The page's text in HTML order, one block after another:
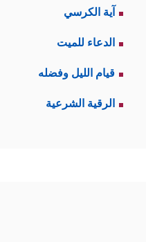
آية الكرسي
الدعاء للميت
قيام الليل وفضله
الرقية الشرعية